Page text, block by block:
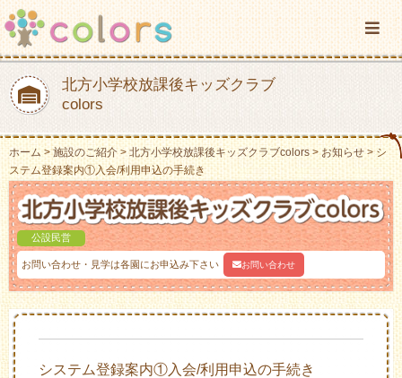
北方小学校放課後キッズクラブ
colors
ホーム 施設のご紹介 北方小学校放課後キッズクラブcolors お知らせ
シ
ステム登録案内①入会/利用申込の手続き
公設民営
お問い合わせ・見学は各園にお申込み下さい お問い合わせ
システム登録案内①入会/利用申込の手続き